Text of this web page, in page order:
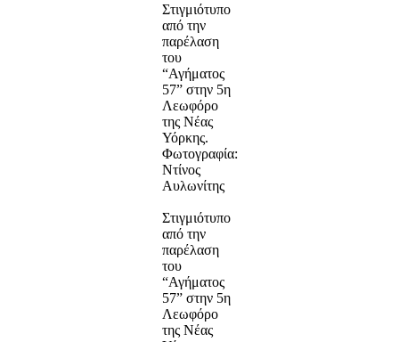
Στιγμιότυπο
από την
παρέλαση
του
“Αγήματος
57” στην 5η
Λεωφόρο
της Νέας
Υόρκης.
Φωτογραφία:
Ντίνος
Αυλωνίτης
Στιγμιότυπο
από την
παρέλαση
του
“Αγήματος
57” στην 5η
Λεωφόρο
της Νέας